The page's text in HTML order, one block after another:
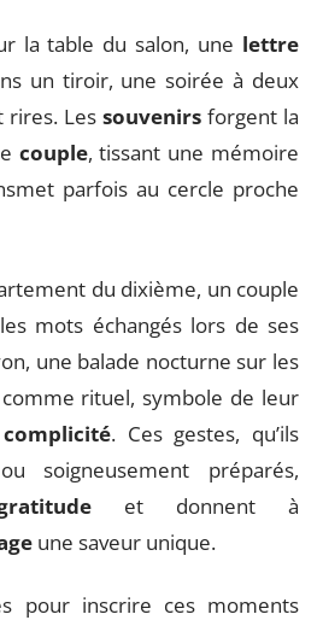
la table du salon, une lettre
un tiroir, une soirée à deux
rires. Les souvenirs forgent la
couple, tissant une mémoire
parfois au cercle proche
du dixième, un couple
mots échangés lors de ses
une balade nocturne sur les
comme rituel, symbole de leur
complicité. Ces gestes, qu’ils
soigneusement préparés,
et donnent à
une saveur unique.
pour inscrire ces moments